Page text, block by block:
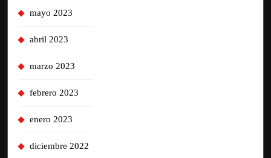
mayo 2023
abril 2023
marzo 2023
febrero 2023
enero 2023
diciembre 2022